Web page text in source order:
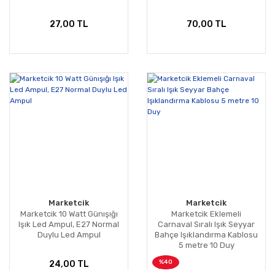
27,00 TL 70,00 TL
Marketcik
Marketcik 10 Watt Günışığı
Işık Led Ampul, E27 Normal
Duylu Led Ampul
24,00 TL
Marketcik
Marketcik Eklemeli
Carnaval Sıralı Işık Seyyar
Bahçe Işıklandırma Kablosu
5 metre 10 Duy
%40